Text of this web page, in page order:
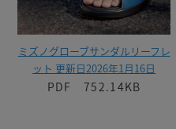
ミズノグローブサンダルリーフレ
ット 更新日2026年1月16日
PDF 752.14KB